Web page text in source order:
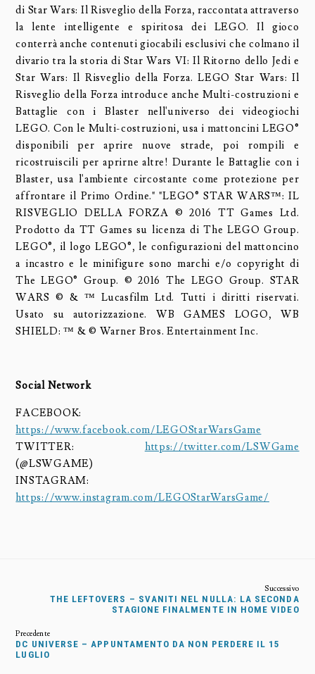
di Star Wars: Il Risveglio della Forza, raccontata attraverso
la lente intelligente e spiritosa dei LEGO. Il gioco
conterrà anche contenuti giocabili esclusivi che colmano il
divario tra la storia di Star Wars VI: Il Ritorno dello Jedi e
Star Wars: Il Risveglio della Forza. LEGO Star Wars: Il
Risveglio della Forza introduce anche Multi-costruzioni e
Battaglie con i Blaster nell'universo dei videogiochi
LEGO. Con le Multi-costruzioni, usa i mattoncini LEGO®
disponibili per aprire nuove strade, poi rompili e
ricostruiscili per aprirne altre! Durante le Battaglie con i
Blaster, usa l'ambiente circostante come protezione per
affrontare il Primo Ordine." "LEGO® STAR WARS™: IL
RISVEGLIO DELLA FORZA © 2016 TT Games Ltd.
Prodotto da TT Games su licenza di The LEGO Group.
LEGO®, il logo LEGO®, le configurazioni del mattoncino
a incastro e le minifigure sono marchi e/o copyright di
The LEGO® Group. © 2016 The LEGO Group. STAR
WARS © & ™ Lucasfilm Ltd. Tutti i diritti riservati.
Usato su autorizzazione. WB GAMES LOGO, WB
SHIELD: ™ & © Warner Bros. Entertainment Inc.
Social Network
FACEBOOK:
https://www.facebook.com/LEGOStarWarsGame
TWITTER: https://twitter.com/LSWGame
(@LSWGAME)
INSTAGRAM:
https://www.instagram.com/LEGOStarWarsGame/
THE LEFTOVERS – SVANITI NEL NULLA: LA SECONDA
STAGIONE FINALMENTE IN HOME VIDEO
DC UNIVERSE – APPUNTAMENTO DA NON PERDERE IL 15
LUGLIO